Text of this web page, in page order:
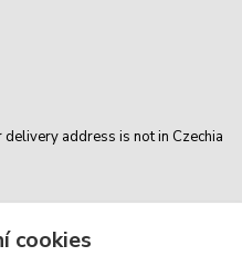
address is not in Czechia
cookies